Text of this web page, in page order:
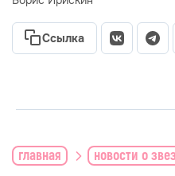
Ссылка
главная новости о